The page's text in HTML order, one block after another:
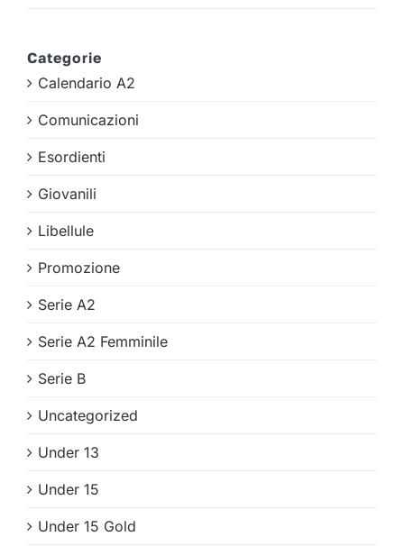
Categorie
Calendario A2
Comunicazioni
Esordienti
Giovanili
Libellule
Promozione
Serie A2
Serie A2 Femminile
Serie B
Uncategorized
Under 13
Under 15
Under 15 Gold